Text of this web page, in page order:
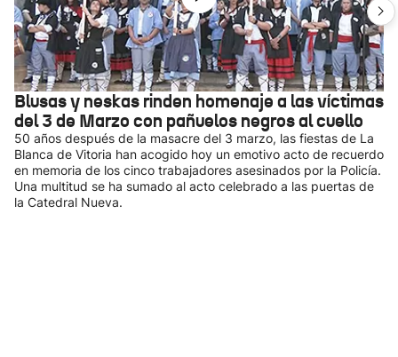
Blusas y neskas rinden homenaje a las víctimas
del 3 de Marzo con pañuelos negros al cuello
50 años después de la masacre del 3 marzo, las fiestas de La
Blanca de Vitoria han acogido hoy un emotivo acto de recuerdo
en memoria de los cinco trabajadores asesinados por la Policía.
Una multitud se ha sumado al acto celebrado a las puertas de
la Catedral Nueva.